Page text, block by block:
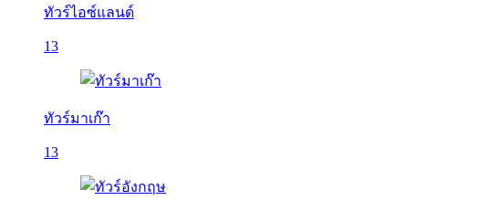
ทัวร์ไอซ์แลนด์
13
ทัวร์มาเก๊า
13